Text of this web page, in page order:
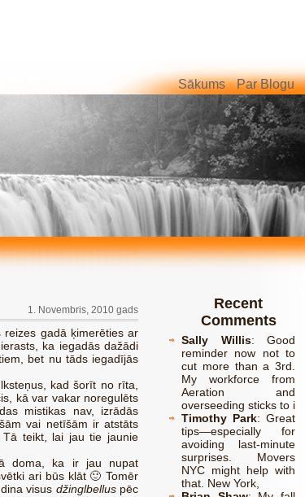
Sākums Par Blogu
1. Novembris, 2010 gads
gadā ķimerēties ar
ka iegadās dažādi
bet nu tāds iegadījās
kad šorīt no rīta,
kā var vakar noregulēts
mistikas nav, izrādās
vai netīšām ir atstāts
Tā teikt, lai jau tie jaunie
doma, ka ir jau nupat
ari būs klāt 🙂 Tomēr
visus džinglbelluspēc
Recent
Comments
Sally Willis: Good
reminder now not to
cut more than a 3rd.
My workforce from
Aeration and
overseeding sticks to i
Timothy Park: Great
tips—especially for
avoiding last-minute
surprises. Movers
NYC might help with
that. New York,